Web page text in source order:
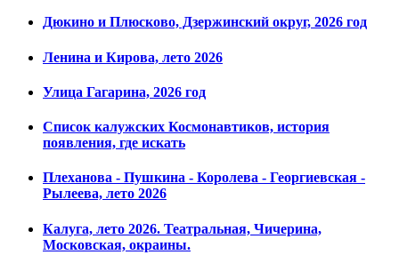
Дюкино и Плюсково, Дзержинский округ, 2026 год
Ленина и Кирова, лето 2026
Улица Гагарина, 2026 год
Список калужских Космонавтиков, история
появления, где искать
Плеханова - Пушкина - Королева - Георгиевская -
Рылеева, лето 2026
Калуга, лето 2026. Театральная, Чичерина,
Московская, окраины.